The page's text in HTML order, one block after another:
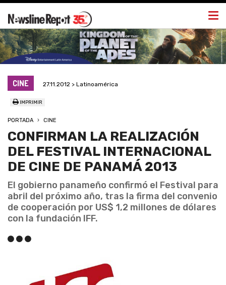
CINE 27.11.2012 > Latinoamérica
IMPRIMIR
PORTADA CINE
CONFIRMAN LA REALIZACIÓN
DEL FESTIVAL INTERNACIONAL
DE CINE DE PANAMÁ 2013
El gobierno panameño confirmó el Festival para
abril del próximo año, tras la firma del convenio
de cooperación por US$ 1,2 millones de dólares
con la fundación IFF.